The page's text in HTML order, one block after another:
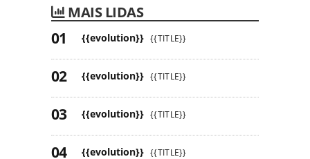
MAIS LIDAS
{{evolution}} {{TITLE}}
{{evolution}} {{TITLE}}
{{evolution}} {{TITLE}}
{{evolution}} {{TITLE}}